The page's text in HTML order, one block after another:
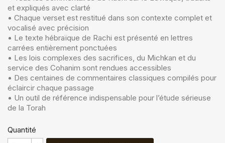
et expliqués avec clarté
• Chaque verset est restitué dans son contexte complet et
vocalisé avec précision
• Le texte hébraïque de Rachi est présenté en lettres
carrées entièrement ponctuées
• Les lois complexes des sacrifices, du Michkan et du
service des Cohanim sont rendues accessibles
• Des centaines de commentaires classiques compilés pour
éclaircir chaque passage
• Un outil de référence indispensable pour l’étude sérieuse
de la Torah
Quantité